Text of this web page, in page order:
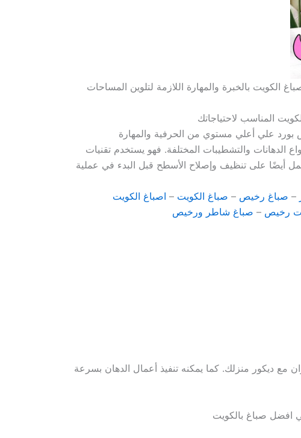
الكويت بالخبرة والمهارة اللازمة لتلوين المساحات
المناسب لاحتياجاتك
الدهانات والتشطيبات المختلفة. فهو يستخدم تقنيات
أيضًا على تنظيف وإصلاح الأسطح قبل البدء في عملية
– صباغ رخيص – صباغ الكويت – اصباغ الكويت
رخيص – صباغ شاطر ورخيص
مع ديكور منزلك. كما يمكنه تنفيذ أعمال الدهان بسرعة
افضل صباغ بالكويت